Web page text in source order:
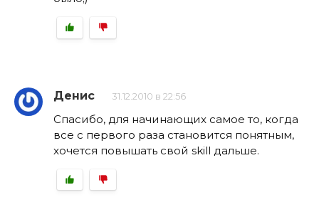
Денис 31.12.2010 в 22:56
Спасибо, для начинающих самое то, когда
все с первого раза становится понятным,
хочется повышать свой skill дальше.